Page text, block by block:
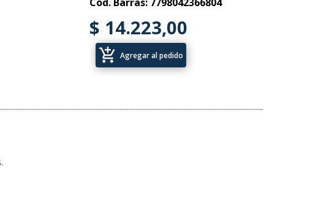
$ 14.223,00
add_shopping_cart Agregar al pedido